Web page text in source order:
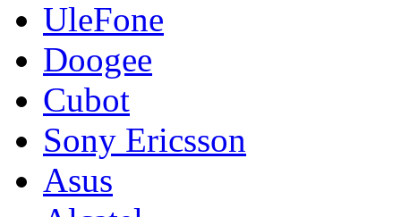
UleFone
Doogee
Cubot
Sony Ericsson
Asus